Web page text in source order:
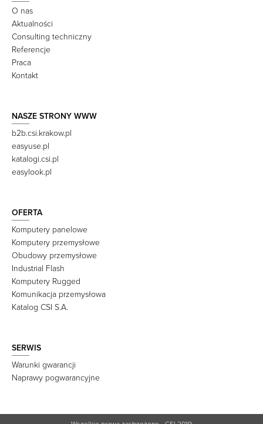
O nas
Aktualności
Consulting techniczny
Referencje
Praca
Kontakt
NASZE STRONY WWW
b2b.csi.krakow.pl
easyuse.pl
katalogi.csi.pl
easylook.pl
OFERTA
Komputery panelowe
Komputery przemysłowe
Obudowy przemysłowe
Industrial Flash
Komputery Rugged
Komunikacja przemysłowa
Katalog CSI S.A.
SERWIS
Warunki gwarancji
Naprawy pogwarancyjne